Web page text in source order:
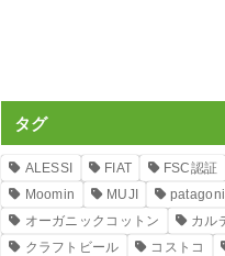
タグ
ALESSI FIAT FSC認証
Moomin
MUJI
オーガニックコットン
カル
クラフトビール
コストコ